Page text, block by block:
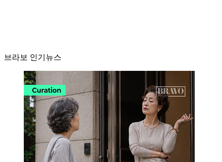
브라보 인기뉴스